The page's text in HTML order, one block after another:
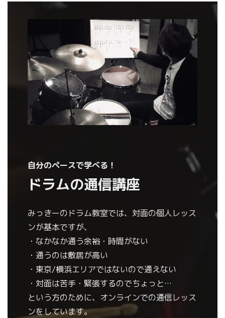
自分のペースで学べる！
ドラムの通信講座
みっきーのドラム教室では、対面の個人レッス
ンが基本ですが、
・なかなか通う余裕・時間がない
・通うのは敷居が高い
・東京/横浜エリアではないので通えない
・対面は苦手・緊張するのでちょっと…
という方のために、オンラインでの通信レッス
ンをしています。